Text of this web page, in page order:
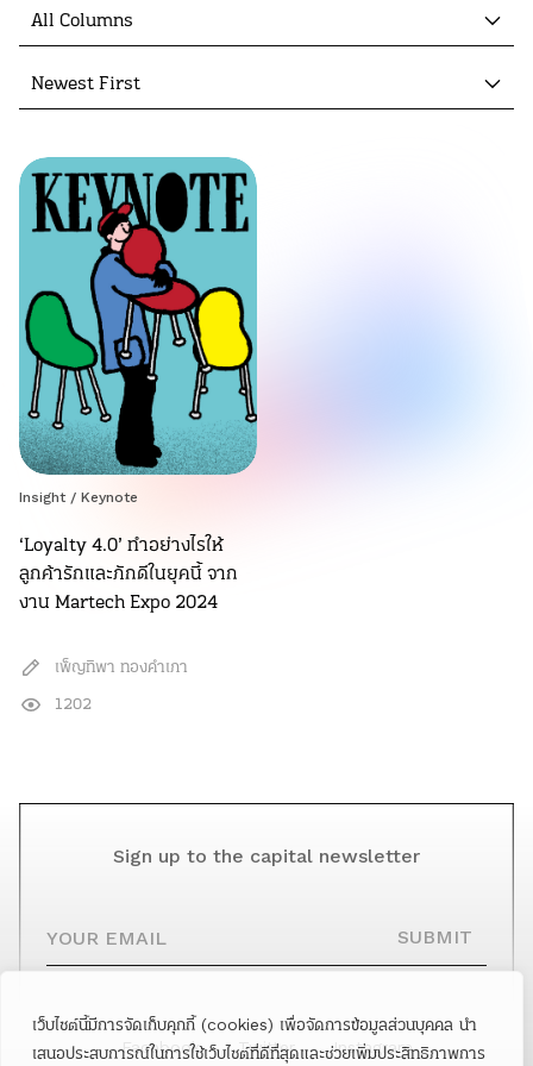
เว็บไซต์นี้มีการจัดเก็บคุกกี้ (cookies) เพื่อจัดการข้อมูลส่วนบุคคล นำ
เสนอประสบการณ์ในการใช้เว็บไซต์ที่ดีที่สุดและช่วยเพิ่มประสิทธิภาพการ
All Columns
Newest First
Insight / Keynote
‘Loyalty 4.0’ ทำอย่างไรให้
ลูกค้ารักและภักดีในยุคนี้ จาก
งาน Martech Expo 2024
เพ็ญทิพา ทองคำเภา
1202
Sign up to the capital newsletter
SUBMIT
Facebook Twitter Instagram